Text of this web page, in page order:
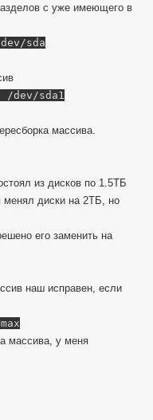
с уже имеющего в
sda
/dev/sda1
массива.
из дисков по 1.5ТБ
менял диски на 2ТБ, но
его заменить на
наш исправен, если
массива, у меня